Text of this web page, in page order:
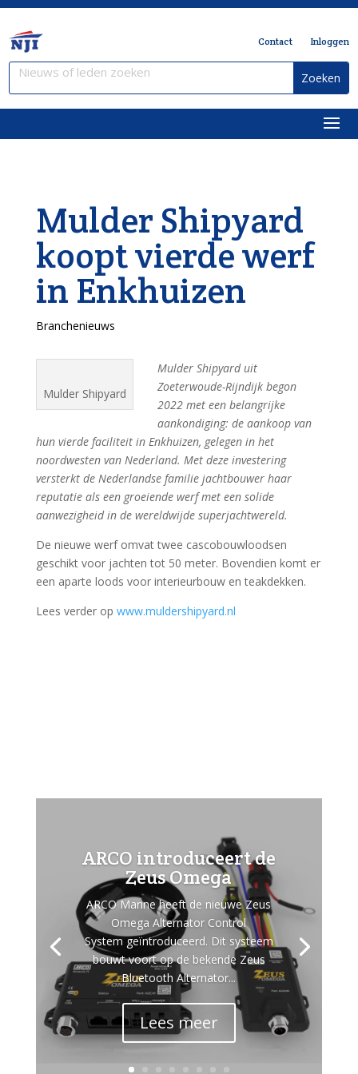
Contact Inloggen
Mulder Shipyard
koopt vierde werf
in Enkhuizen
Branchenieuws
Mulder Shipyard
Mulder Shipyard uit
Zoeterwoude-Rijndijk begon
2022 met een belangrijke
aankondiging: de aankoop van
hun vierde faciliteit in Enkhuizen, gelegen in het
noordwesten van Nederland. Met deze investering
versterkt de Nederlandse familie jachtbouwer haar
reputatie als een groeiende werf met een solide
aanwezigheid in de wereldwijde superjachtwereld.
De nieuwe werf omvat twee cascobouwloodsen
geschikt voor jachten tot 50 meter. Bovendien komt er
een aparte loods voor interieurbouw en teakdekken.
Lees verder op www.muldershipyard.nl
ARCO introduceert de
Zeus Omega
ARCO Marine heeft de nieuwe Zeus
Omega Alternator Control
System geïntroduceerd. Dit systeem
bouwt voort op de bekende Zeus
Bluetooth Alternator...
Lees meer